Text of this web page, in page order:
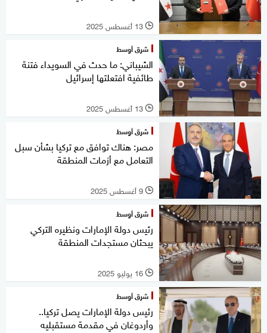
l 13 أغسطس 2025
شرق أوسط
الشيباني: ما حدث في السويداء فتنة
طائفية افتعلتها إسرائيل
l 13 أغسطس 2025
شرق أوسط
مصر: هناك توافق مع تركيا بشأن سبل
التعامل مع أزمات المنطقة
l 9 أغسطس 2025
شرق أوسط
رئيس دولة الإمارات ونظيره التركي
يبحثان مستجدات المنطقة
l 16 يوليو 2025
شرق أوسط
رئيس دولة الإمارات يصل تركيا..
وأردوغان في مقدمة مستقبليه